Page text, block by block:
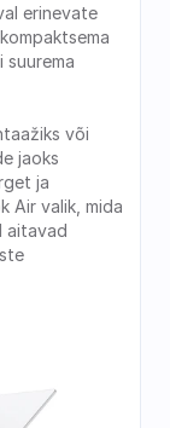
erinevate
suurema
või
jaoks
ja
Air valik, mida
aitavad